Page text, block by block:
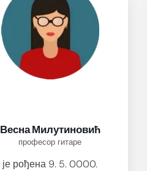
Весна Милутиновић
професор гитаре
је рођена 9. 5. 0000.